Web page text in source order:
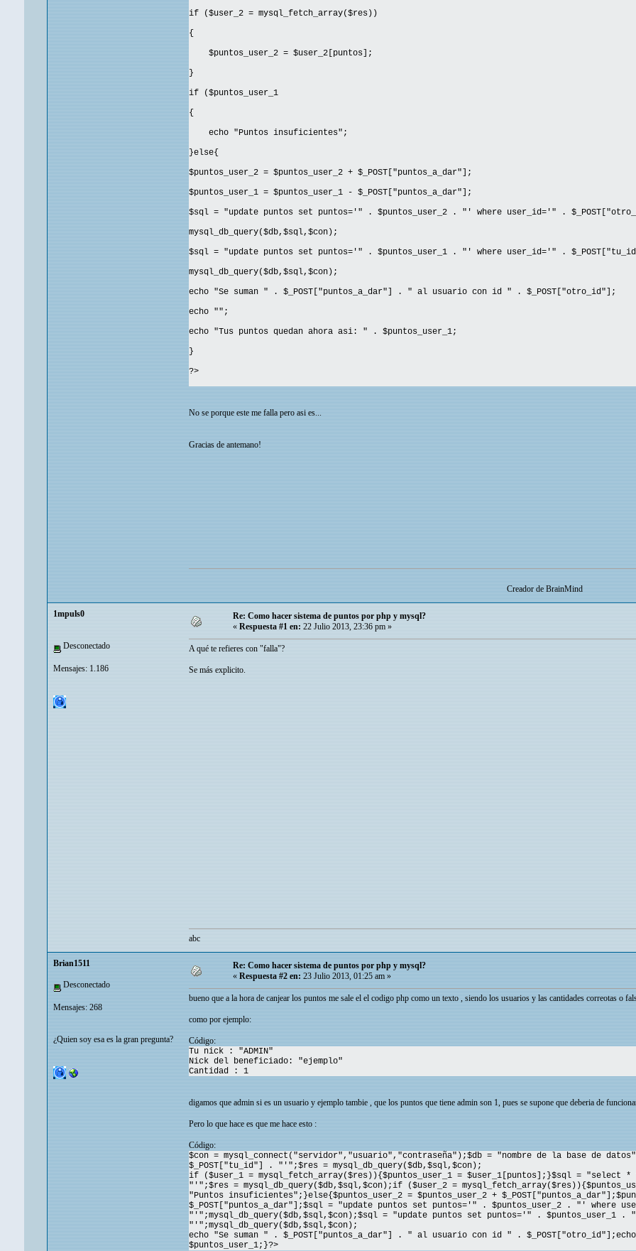
if ($user_2 = mysql_fetch_array($res))
{
$puntos_user_2 = $user_2[puntos];
}
if ($puntos_user_1
{
echo "Puntos insuficientes";
}else{
$puntos_user_2 = $puntos_user_2 + $_POST["puntos_a_dar"];
$puntos_user_1 = $puntos_user_1 - $_POST["puntos_a_dar"];
$sql = "update puntos set puntos='" . $puntos_user_2 . "' where user_id='" .
mysql_db_query($db,$sql,$con);
$sql = "update puntos set puntos='" . $puntos_user_1 . "' where user_id='" .
mysql_db_query($db,$sql,$con);
echo "Se suman " . $_POST["puntos_a_dar"] . " al usuario con id " . $_POST["otro_id"];
echo "";
echo "Tus puntos quedan ahora asi: " . $puntos_user_1;
}
?>
No se porque este me falla pero asi es...
Gracias de antemano!
Creador de BrainMind
1mpuls0
Desconectado
Mensajes: 1.186
Re: Como hacer sistema de puntos por php y mysql?
« Respuesta #1 en: 22 Julio 2013, 23:36 pm »
A qué te refieres con "falla"?
Se más explicito.
abc
Brian1511
Desconectado
Mensajes: 268
¿Quien soy esa es la gran pregunta?
Re: Como hacer sistema de puntos por php y mysql?
«Respuesta #2 en:23 Julio 2013, 01:25 am »
bueno que a la hora de canjear los puntos me sale el el codigo php como un texto , siendo los usuarios y las cantidades correotas o
como por ejemplo:
Código:
Tu nick : "ADMIN"
Nick del beneficiado: "ejemplo"
Cantidad : 1
digamos que admin si es un usuario y ejemplo tambie , que los puntos que tiene admin son 1, pues se supone que deberia de
Pero lo que hace es que me hace esto :
Código:
$con = mysql_connect("servidor","usuario","contraseña");$db = "nombre de la base de
$_POST["tu_id"] . "'";$res = mysql_db_query($db,$sql,$con);
if ($user_1 = mysql_fetch_array($res)){$puntos_user_1 = $user_1[puntos];}$sql = "select
"'";$res = mysql_db_query($db,$sql,$con);if ($user_2 =
"Puntos insuficientes";}else{$puntos_user_2 = $puntos_user_2 +
$_POST["puntos_a_dar"];$sql = "update puntos set puntos='" . $puntos_user_2 . "' where
"'";mysql_db_query($db,$sql,$con);$sql = "update puntos set puntos='" . $puntos_user_1
"'";mysql_db_query($db,$sql,$con);
echo "Se suman " . $_POST["puntos_a_dar"] . " al usuario con id " .
$puntos_user_1;}?>